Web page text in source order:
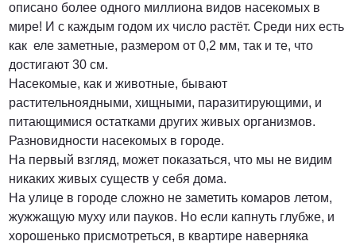
описано более одного миллиона видов насекомых в
мире! И с каждым годом их число растёт. Среди них есть
как еле заметные, размером от 0,2 мм, так и те, что
достигают 30 см.
Насекомые, как и животные, бывают
растительноядными, хищными, паразитирующими, и
питающимися остатками других живых организмов.
Разновидности насекомых в городе.
На первый взгляд, может показаться, что мы не видим
никаких живых существ у себя дома.
На улице в городе сложно не заметить комаров летом,
жужжащую муху или пауков. Но если капнуть глубже, и
хорошенько присмотреться, в квартире наверняка